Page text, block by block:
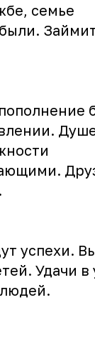
семье
успехи.
Удачи в